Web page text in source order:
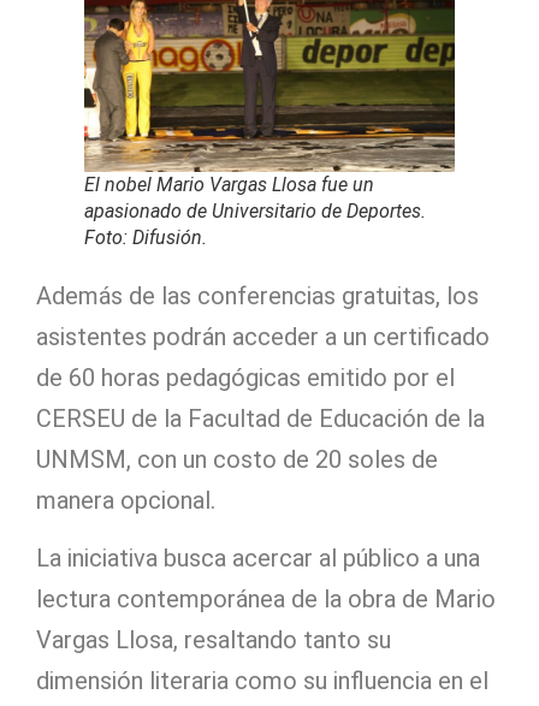
El nobel Mario Vargas Llosa fue un
apasionado de Universitario de Deportes.
Foto: Difusión.
Además de las conferencias gratuitas, los
asistentes podrán acceder a un certificado
de 60 horas pedagógicas emitido por el
CERSEU de la Facultad de Educación de la
UNMSM, con un costo de 20 soles de
manera opcional.
La iniciativa busca acercar al público a una
lectura contemporánea de la obra de Mario
Vargas Llosa, resaltando tanto su
dimensión literaria como su influencia en el